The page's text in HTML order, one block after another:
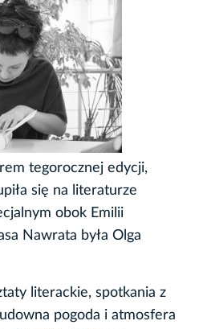
tegorocznej edycji,
się na literaturze
obok Emilii
Nawrata była Olga
literackie, spotkania z
pogoda i atmosfera